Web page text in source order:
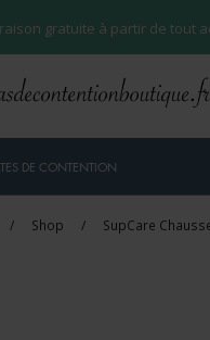
gratuite à partir de tout
DE CONTENTION
/ Shop / SupCare